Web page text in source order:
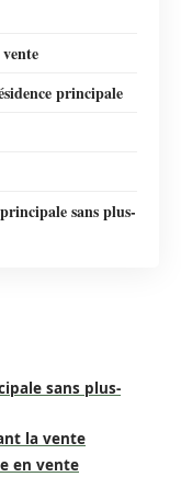
principale
sans plus-
sans plus-
la vente
en vente